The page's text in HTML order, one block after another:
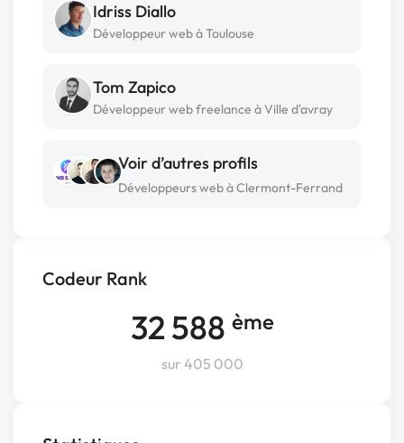
Codeur Rank
32 588 ème
sur 405 000
Idriss Diallo
Développeur web à Toulouse
Tom Zapico
Développeur web freelance à Ville d'avray
Voir d’autres profils
Développeurs web à Clermont-Ferrand